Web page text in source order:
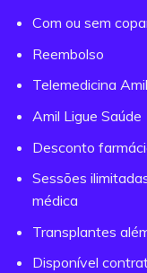
Com ou sem
Reembolso
Telemedicina Amil
Amil Ligue Saúde
Desconto
Sessões
médica
Transplantes
Disponível